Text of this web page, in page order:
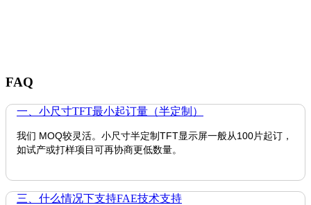
FAQ
一、小尺寸TFT最小起订量（半定制）
我们 MOQ较灵活。小尺寸半定制TFT显示屏一般从100片起订，
如试产或打样项目可再协商更低数量。
三、什么情况下支持FAE技术支持